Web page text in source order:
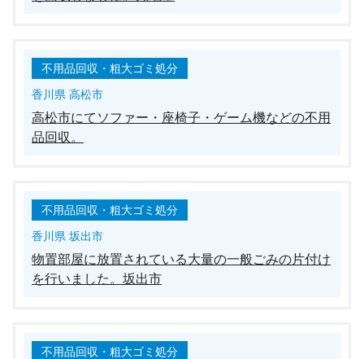
不用品回収・粗大ゴミ処分
香川県 高松市
高松市にてソファー・座椅子・ゲーム機などの不用
品回収。
不用品回収・粗大ゴミ処分
香川県 坂出市
物置部屋に放置されている大量の一般ごみの片付け
を行いました。坂出市
不用品回収・粗大ゴミ処分